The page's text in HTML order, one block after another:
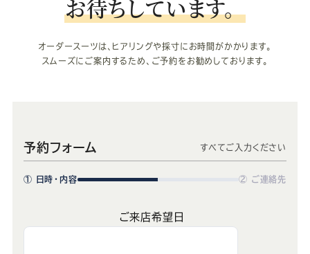
お待ちしています。
オーダースーツは、ヒアリングや採寸にお時間がかかります。
スムーズにご案内するため、ご予約をお勧めしております。
予約フォーム すべてご入力ください
① 日時・内容 ② ご連絡先
ご来店希望日